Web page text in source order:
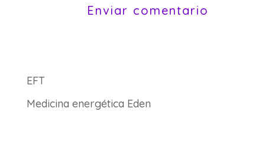
EFT
Medicina energética Eden